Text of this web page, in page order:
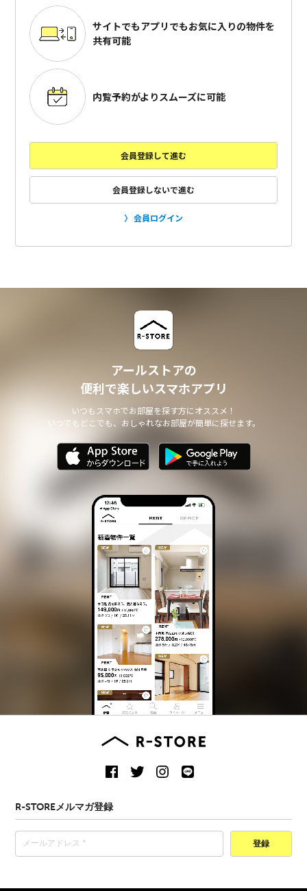
サイトでもアプリでもお気に入りの物件を
共有可能
内覧予約がよりスムーズに可能
会員登録して進む
会員登録しないで進む
会員ログイン
アールストアの
便利で楽しいスマホアプリ
いつもスマホでお部屋を探す方にオススメ！
いつでもどこでも、おしゃれなお部屋が簡単に探せます。
R-STOREメルマガ登録
登録